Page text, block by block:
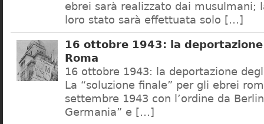
ebrei sarà realizzato dai musulmani;
loro stato sarà effettuata solo […]
16 ottobre 1943: la
Roma
16 ottobre 1943: la deportazione
La “soluzione finale” per gli ebrei
settembre 1943 con l’ordine da
Germania” e […]